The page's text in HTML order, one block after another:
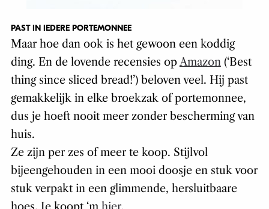
PAST IN IEDERE PORTEMONNEE
Maar hoe dan ook is het gewoon een koddig
ding. En de lovende recensies opAmazon(‘Best
thing since sliced bread!’) beloven veel. Hij past
gemakkelijk in elke broekzak of portemonnee,
dus je hoeft nooit meer zonder bescherming van
huis.
Ze zijn per zes of meer te koop. Stijlvol
bijeengehouden in een mooi doosje en stuk voor
stuk verpakt in een glimmende, hersluitbaare